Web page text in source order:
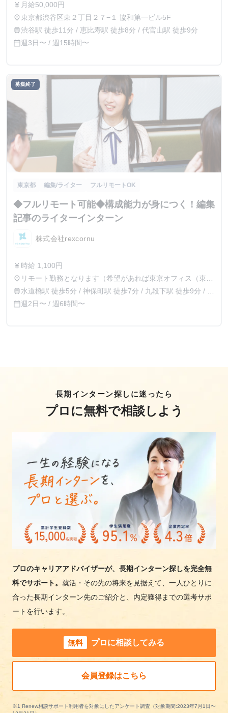
currency_yen 月給50,000円
place東京都渋谷区東２丁目２７−１ 協和第一ビル5F
train渋谷駅 徒歩11分 / 恵比寿駅 徒歩8分 / 代官山駅 徒歩9分
calendar_today週3日〜 / 週15時間〜
募集終了
東京都 編集/ライター フルリモートOK
◆フルリモート可能◆構成能力が身につく！編集
記事のライターインターン
株式会社rexcornu
currency_yen 時給 1,100円
place リモート勤務となります（希望があれば東京オフィス（東京
都千代田区西神田2-7-9 水道橋サウスビル4F）での勤務も
可能です）
train 水道橋駅 徒歩5分 / 神保町駅 徒歩7分 / 九段下駅 徒歩9分 / 飯
田橋駅 徒歩10分
calendar_today週2日〜 / 週6時間〜
長期インターン探しに迷ったら
プロに無料で相談しよう
プロのキャリアアドバイザーが、長期インターン探しを完全無
料でサポート。 就活・その先の将来を見据えて、一人ひとりに
合った長期インターン先のご紹介と、内定獲得までの選考サポ
ートを行います。
無料 プロに相談してみる
会員登録はこちら
※1 Renew相談サポート利用者を対象にしたアンケート調査（対象期間:2023年7月1日〜